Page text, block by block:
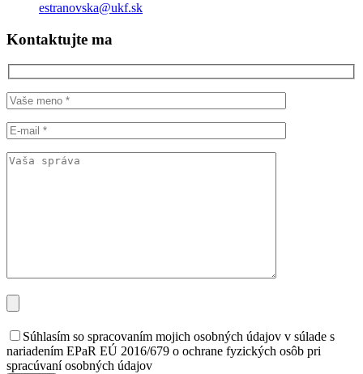
estranovska@ukf.sk
Kontaktujte ma
Súhlasím so spracovaním mojich osobných údajov v súlade s
nariadením EPaR EÚ 2016/679 o ochrane fyzických osôb pri
spracúvaní osobných údajov